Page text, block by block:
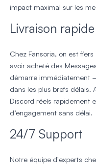
impact maximal sur les
Livraison rapide
Chez Fansoria, on est
avoir acheté des
démarre immédiatement
dans les plus brefs délais.
Discord réels rapidement
d’engagement sans délai.
24/7 Support
Notre équipe d'experts